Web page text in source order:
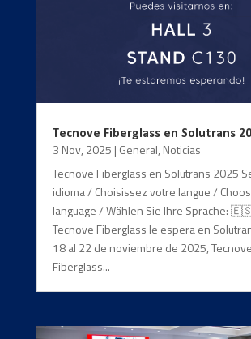
Tecnove Fiberglass en Solutrans
3 Nov, 2025 | General, Noticias
Tecnove Fiberglass en Solutrans 2025
idioma / Choisissez votre langue /
language / Wählen Sie Ihre Sprache:
Tecnove Fiberglass le espera en
18 al 22 de noviembre de 2025, Tecnove
Fiberglass...